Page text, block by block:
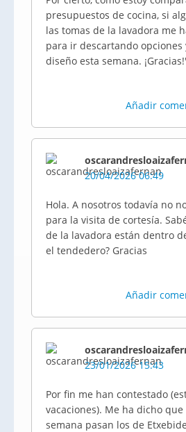
presupuestos de cocina, si
las tomas de la lavadora me
para ir descartando opciones
diseño esta semana.
Añadir
20/04/2026 06:49
Hola. A nosotros todavía no
para la visita de cortesía.
de la lavadora están dentro
el tendedero? Gracias
Añadir
23/01/2026 15:43
Por fin me han contestado
vacaciones). Me ha dicho
semana pasan los de